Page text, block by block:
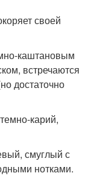
своей
каштановым
встречаются
достаточно
карий,
смуглый с
нотками.